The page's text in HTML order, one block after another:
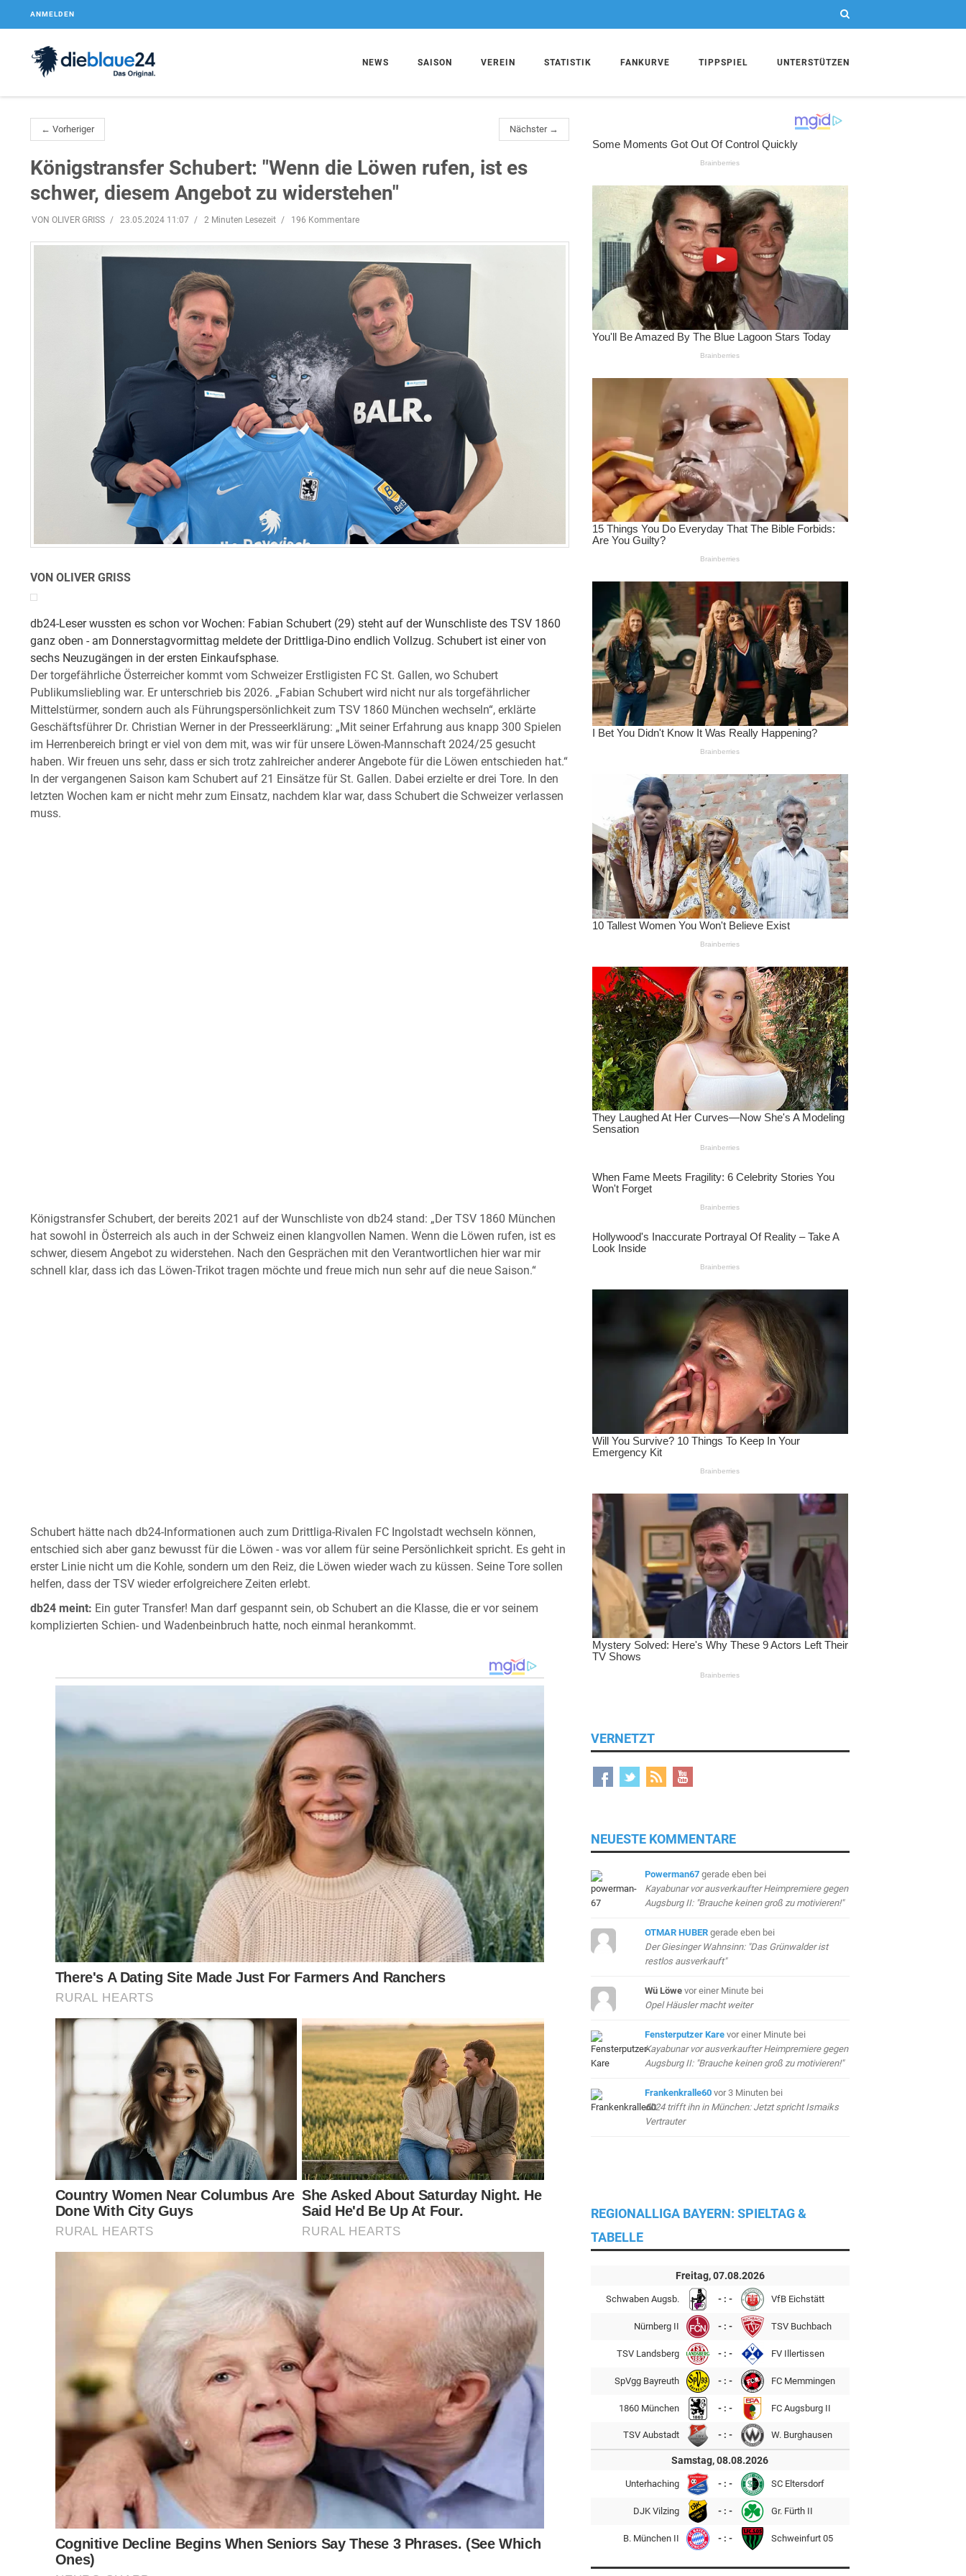
ANMELDEN
NEWS SAISON VEREIN STATISTIK FANKURVE TIPPSPIEL UNTERSTÜTZEN
← Vorheriger Nächster →
Königstransfer Schubert: "Wenn die Löwen rufen, ist es
schwer, diesem Angebot zu widerstehen"
VON OLIVER GRISS 23.05.2024 11:07 2 Minuten Lesezeit 196 Kommentare
VON OLIVER GRISS
db24-Leser wussten es schon vor Wochen: Fabian Schubert (29) steht auf der Wunschliste des TSV 1860
ganz oben - am Donnerstagvormittag meldete der Drittliga-Dino endlich Vollzug. Schubert ist einer von
sechs Neuzugängen in der ersten Einkaufsphase.
Der torgefährliche Österreicher kommt vom Schweizer Erstligisten FC St. Gallen, wo Schubert
Publikumsliebling war. Er unterschrieb bis 2026. „Fabian Schubert wird nicht nur als torgefährlicher
Mittelstürmer, sondern auch als Führungspersönlichkeit zum TSV 1860 München wechseln“, erklärte
Geschäftsführer Dr. Christian Werner in der Presseerklärung: „Mit seiner Erfahrung aus knapp 300 Spielen
im Herrenbereich bringt er viel von dem mit, was wir für unsere Löwen-Mannschaft 2024/25 gesucht
haben. Wir freuen uns sehr, dass er sich trotz zahlreicher anderer Angebote für die Löwen entschieden hat.“
In der vergangenen Saison kam Schubert auf 21 Einsätze für St. Gallen. Dabei erzielte er drei Tore. In den
letzten Wochen kam er nicht mehr zum Einsatz, nachdem klar war, dass Schubert die Schweizer verlassen
muss.
Königstransfer Schubert, der bereits 2021 auf der Wunschliste von db24 stand: „Der TSV 1860 München
hat sowohl in Österreich als auch in der Schweiz einen klangvollen Namen. Wenn die Löwen rufen, ist es
schwer, diesem Angebot zu widerstehen. Nach den Gesprächen mit den Verantwortlichen hier war mir
schnell klar, dass ich das Löwen-Trikot tragen möchte und freue mich nun sehr auf die neue Saison.“
Schubert hätte nach db24-Informationen auch zum Drittliga-Rivalen FC Ingolstadt wechseln können,
entschied sich aber ganz bewusst für die Löwen - was vor allem für seine Persönlichkeit spricht. Es geht in
erster Linie nicht um die Kohle, sondern um den Reiz, die Löwen wieder wach zu küssen. Seine Tore sollen
helfen, dass der TSV wieder erfolgreichere Zeiten erlebt.
db24 meint: Ein guter Transfer! Man darf gespannt sein, ob Schubert an die Klasse, die er vor seinem
komplizierten Schien- und Wadenbeinbruch hatte, noch einmal herankommt.
VERNETZT
NEUESTE KOMMENTARE
Powerman67 gerade ebenbei
Kayabunar vor ausverkaufter Heimpremiere gegen
Augsburg II: "Brauche keinen groß zu motivieren!"
OTMAR HUBER gerade ebenbei
Der Giesinger Wahnsinn: "Das Grünwalder ist
restlos ausverkauft"
Wü Löwe vor einer Minutebei
Opel Häusler macht weiter
Fensterputzer Kare vor einer Minutebei
Kayabunar vor ausverkaufter Heimpremiere gegen
Augsburg II: "Brauche keinen groß zu motivieren!"
Frankenkralle60 vor 3 Minuten bei
db24 trifft ihn in München: Jetzt spricht Ismaiks
Vertrauter
REGIONALLIGA BAYERN: SPIELTAG &
TABELLE
Freitag, 07.08.2026
Schwaben Augsb. - : - VfB Eichstätt
Nürnberg II - : - TSV Buchbach
TSV Landsberg - : - FV Illertissen
SpVgg Bayreuth - : - FC Memmingen
1860 München - : - FC Augsburg II
TSV Aubstadt - : - W. Burghausen
Samstag, 08.08.2026
Unterhaching - : - SC Eltersdorf
DJK Vilzing - : - Gr. Fürth II
B. München II - : - Schweinfurt 05